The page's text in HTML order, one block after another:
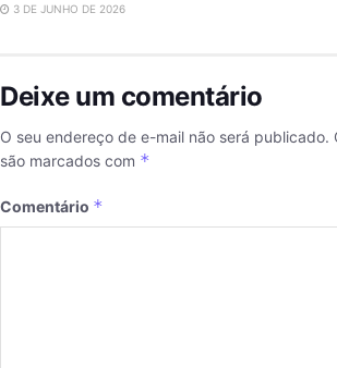
3 DE JUNHO DE 2026
Deixe um comentário
O seu endereço de e-mail não será publicado.
são marcados com *
Comentário *